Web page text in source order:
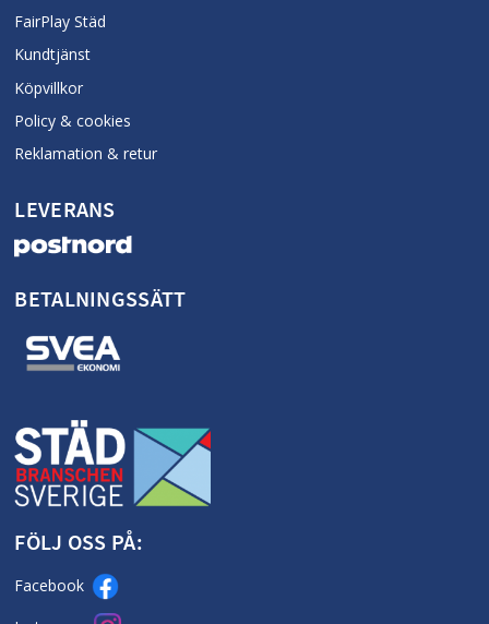
FairPlay Städ
Kundtjänst
Köpvillkor
Policy & cookies
Reklamation & retur
LEVERANS
BETALNINGSSÄTT
FÖLJ OSS PÅ:
Facebook